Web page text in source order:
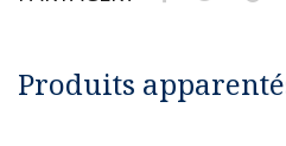
Produits